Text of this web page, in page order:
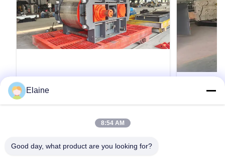
Material Crushing Equipment
GS1200 High Fine Double Roller Crusher
Equipment GS1200 Fine Roller Crusher – Clay
Elaine
8:54 AM
Good day, what product are you looking for?